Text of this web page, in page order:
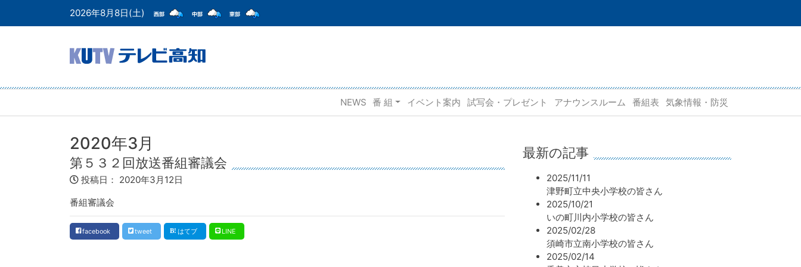
2026年8月8日(土)
NEWS 番 組 イベント案内 試写会・プレゼント アナウンスルーム 番組表 気象情報・防災
2020年3月
第５３２回放送番組審議会
投稿日： 2020年3月12日
番組審議会
facebook tweet はてブ LINE
最新の記事
2025/11/11
津野町立中央小学校の皆さん
2025/10/21
いの町川内小学校の皆さん
2025/02/28
須崎市立南小学校の皆さん
2025/02/14